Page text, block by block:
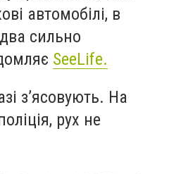
автомобілі, в
сильно
SeeLife.
з’ясовують. На
рух не